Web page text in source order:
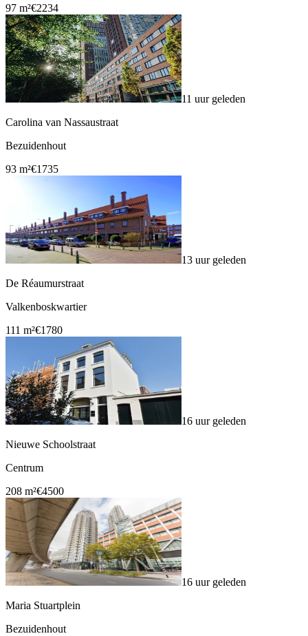
97 m²€2234
11 uur geleden
Carolina van Nassaustraat
Bezuidenhout
93 m²€1735
13 uur geleden
De Réaumurstraat
Valkenboskwartier
111 m²€1780
16 uur geleden
Nieuwe Schoolstraat
Centrum
208 m²€4500
16 uur geleden
Maria Stuartplein
Bezuidenhout